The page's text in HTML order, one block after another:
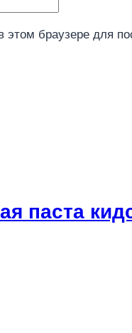
этом браузере для
паста